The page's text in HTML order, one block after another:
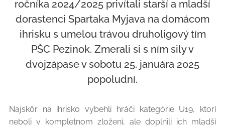
ročníka 2024/2025 privítali starší a mladší
dorastenci Spartaka Myjava na domácom
ihrisku s umelou trávou druholigový tím
PŠC Pezinok. Zmerali si s ním sily v
dvojzápase v sobotu 25. januára 2025
popoludní.
Najskôr na ihrisko vybehli hráči kategórie U19, ktorí
neboli v kompletnom zložení, ale doplnili ich mladší